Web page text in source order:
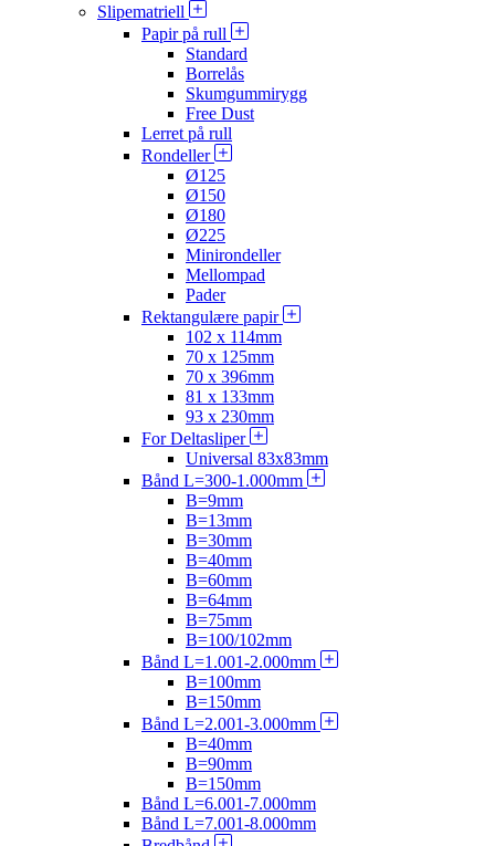
Slipematriell
Papir på rull
Standard
Borrelås
Skumgummirygg
Free Dust
Lerret på rull
Rondeller
Ø125
Ø150
Ø180
Ø225
Minirondeller
Mellompad
Pader
Rektangulære papir
102 x 114mm
70 x 125mm
70 x 396mm
81 x 133mm
93 x 230mm
For Deltasliper
Universal 83x83mm
Bånd L=300-1.000mm
B=9mm
B=13mm
B=30mm
B=40mm
B=60mm
B=64mm
B=75mm
B=100/102mm
Bånd L=1.001-2.000mm
B=100mm
B=150mm
Bånd L=2.001-3.000mm
B=40mm
B=90mm
B=150mm
Bånd L=6.001-7.000mm
Bånd L=7.001-8.000mm